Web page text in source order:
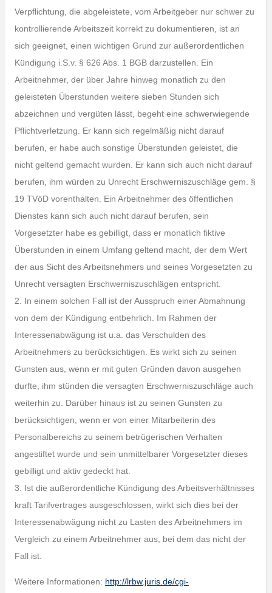
Verpflichtung, die abgeleistete, vom Arbeitgeber nur schwer zu
kontrollierende Arbeitszeit korrekt zu dokumentieren, ist an
sich geeignet, einen wichtigen Grund zur außerordentlichen
Kündigung i.S.v. § 626 Abs. 1 BGB darzustellen. Ein
Arbeitnehmer, der über Jahre hinweg monatlich zu den
geleisteten Überstunden weitere sieben Stunden sich
abzeichnen und vergüten lässt, begeht eine schwerwiegende
Pflichtverletzung. Er kann sich regelmäßig nicht darauf
berufen, er habe auch sonstige Überstunden geleistet, die
nicht geltend gemacht wurden. Er kann sich auch nicht darauf
berufen, ihm würden zu Unrecht Erschwerniszuschläge gem. §
19 TVöD vorenthalten. Ein Arbeitnehmer des öffentlichen
Dienstes kann sich auch nicht darauf berufen, sein
Vorgesetzter habe es gebilligt, dass er monatlich fiktive
Überstunden in einem Umfang geltend macht, der dem Wert
der aus Sicht des Arbeitsnehmers und seines Vorgesetzten zu
Unrecht versagten Erschwerniszuschlägen entspricht.
2. In einem solchen Fall ist der Ausspruch einer Abmahnung
von dem der Kündigung entbehrlich. Im Rahmen der
Interessenabwägung ist u.a. das Verschulden des
Arbeitnehmers zu berücksichtigen. Es wirkt sich zu seinen
Gunsten aus, wenn er mit guten Gründen davon ausgehen
durfte, ihm stünden die versagten Erschwerniszuschläge auch
weiterhin zu. Darüber hinaus ist zu seinen Gunsten zu
berücksichtigen, wenn er von einer Mitarbeiterin des
Personalbereichs zu seinem betrügerischen Verhalten
angestiftet wurde und sein unmittelbarer Vorgesetzter dieses
gebilligt und aktiv gedeckt hat.
3. Ist die außerordentliche Kündigung des Arbeitsverhältnisses
kraft Tarifvertrages ausgeschlossen, wirkt sich dies bei der
Interessenabwägung nicht zu Lasten des Arbeitnehmers im
Vergleich zu einem Arbeitnehmer aus, bei dem das nicht der
Fall ist.
Weitere Informationen: http://lrbw.juris.de/cgi-